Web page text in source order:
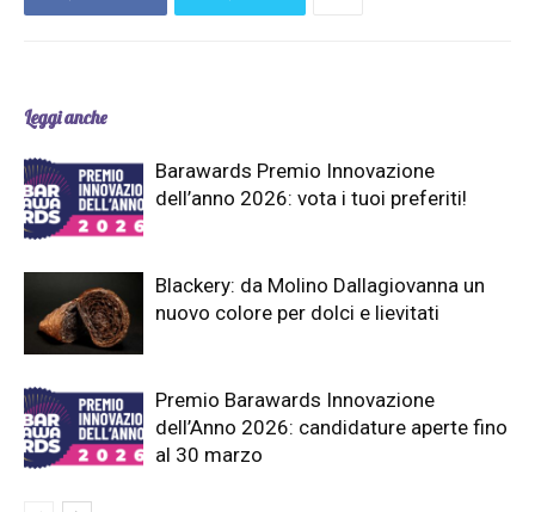
Leggi anche
Barawards Premio Innovazione
dell’anno 2026: vota i tuoi preferiti!
Blackery: da Molino Dallagiovanna un
nuovo colore per dolci e lievitati
Premio Barawards Innovazione
dell’Anno 2026: candidature aperte fino
al 30 marzo